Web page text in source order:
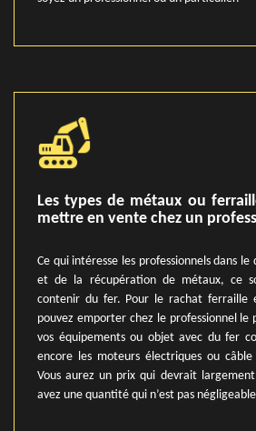
Les types de métaux ou
mettre en vente chez un
Ce qui intéresse les professionnels dans
et de la récupération de métaux, ce
contenir du fer. Pour le rachat ferraille
pouvez emporter chez le professionnel le
vos équipements ou objet avec du fer
encore les moteurs électriques ou
Vous aurez un prix qui devrait
avez une quantité qui n’est pas